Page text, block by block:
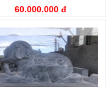
60.000.000 đ